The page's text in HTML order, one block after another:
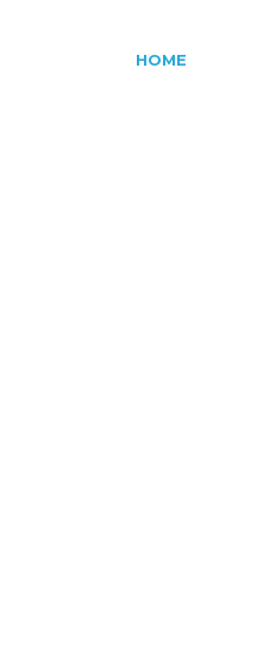
HOME